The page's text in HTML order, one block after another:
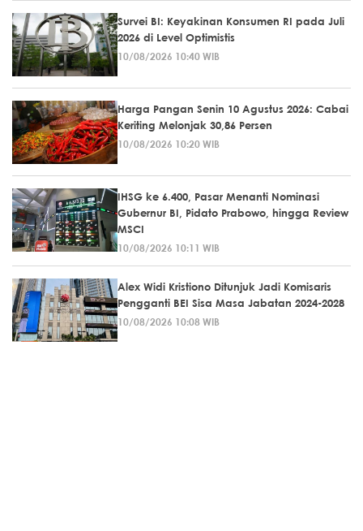
Survei BI: Keyakinan Konsumen RI pada Juli
2026 di Level Optimistis
10/08/2026 10:40 WIB
Harga Pangan Senin 10 Agustus 2026: Cabai
Keriting Melonjak 30,86 Persen
10/08/2026 10:20 WIB
IHSG ke 6.400, Pasar Menanti Nominasi
Gubernur BI, Pidato Prabowo, hingga Review
MSCI
10/08/2026 10:11 WIB
Alex Widi Kristiono Ditunjuk Jadi Komisaris
Pengganti BEI Sisa Masa Jabatan 2024-2028
10/08/2026 10:08 WIB